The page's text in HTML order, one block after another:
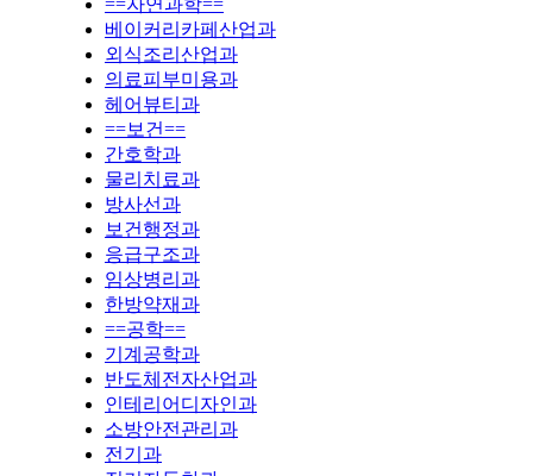
==자연과학==
베이커리카페산업과
외식조리산업과
의료피부미용과
헤어뷰티과
==보건==
간호학과
물리치료과
방사선과
보건행정과
응급구조과
임상병리과
한방약재과
==공학==
기계공학과
반도체전자산업과
인테리어디자인과
소방안전관리과
전기과